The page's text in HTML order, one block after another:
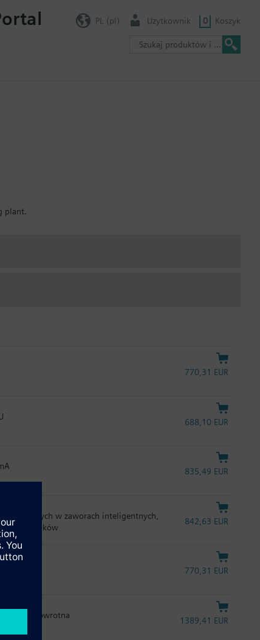
PL (pl) Użytkownik 0 Koszyk
plant.
770,31 EUR
688,10 EUR
835,49 EUR
stosowanych w zaworach inteligentnych,
200 kroków
842,63 EUR
770,31 EUR
powrotna
1389,41 EUR